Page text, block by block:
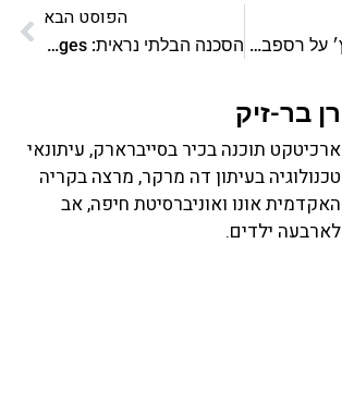
להתקין סקראץ׳ על רספברי פיי
הפוסט הבא
הסכנה הבלתי נראית: Commit messages
רן בר-זיק
ארכיטקט תוכנה בכיר בסייברארק, עיתונאי
טכנולוגיה בעיתון דה מרקר, מרצה בקריה
האקדמית אונו ואוניברסיטת חיפה, אב
לארבעה ילדים.